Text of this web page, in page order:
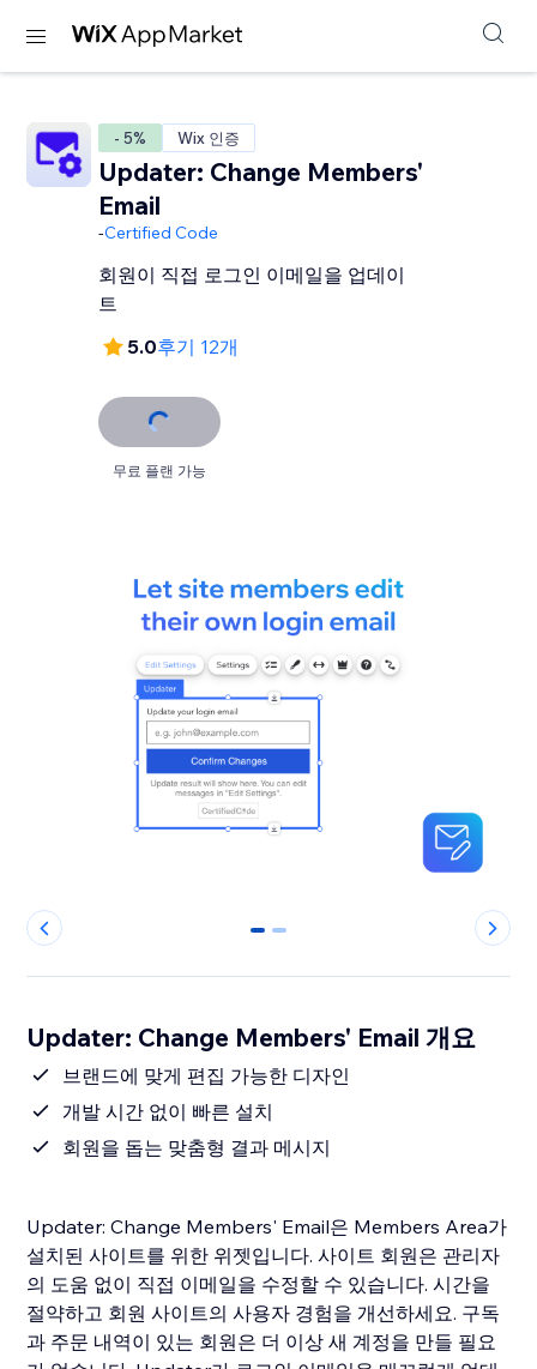
- 5% Wix 인증
Updater: Change Members'
Email
-Certified Code
회원이 직접 로그인 이메일을 업데이
트
5.0후기 12개
무료 플랜 가능
0 1
Updater: Change Members' Email 개요
브랜드에 맞게 편집 가능한 디자인
개발 시간 없이 빠른 설치
회원을 돕는 맞춤형 결과 메시지
Updater: Change Members' Email은 Members Area가
설치된 사이트를 위한 위젯입니다. 사이트 회원은 관리자
의 도움 없이 직접 이메일을 수정할 수 있습니다. 시간을
절약하고 회원 사이트의 사용자 경험을 개선하세요. 구독
과 주문 내역이 있는 회원은 더 이상 새 계정을 만들 필요